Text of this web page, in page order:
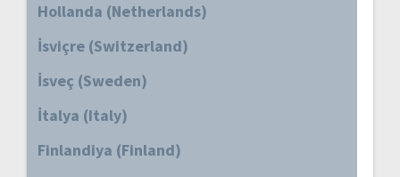
Hollanda (Netherlands)
İsviçre (Switzerland)
İsveç (Sweden)
İtalya (Italy)
Finlandiya (Finland)